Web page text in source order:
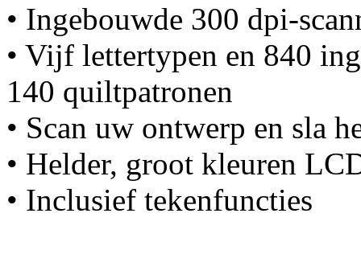
• Ingebouwde 300 dpi-
• Vijf lettertypen en 840
140 quiltpatronen
• Scan uw ontwerp en sla
• Helder, groot kleuren
• Inclusief tekenfuncties